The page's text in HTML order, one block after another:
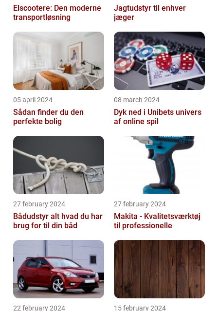
Elscootere: Den moderne
transportløsning
Jagtudstyr til enhver
jæger
05 april 2024
Sådan finder du den
perfekte bolig
08 march 2024
Dyk ned i Unibets univers
af online spil
27 february 2024
Bådudstyr alt hvad du har
brug for til din båd
27 february 2024
Makita - Kvalitetsværktøj
til professionelle
22 february 2024 15 february 2024